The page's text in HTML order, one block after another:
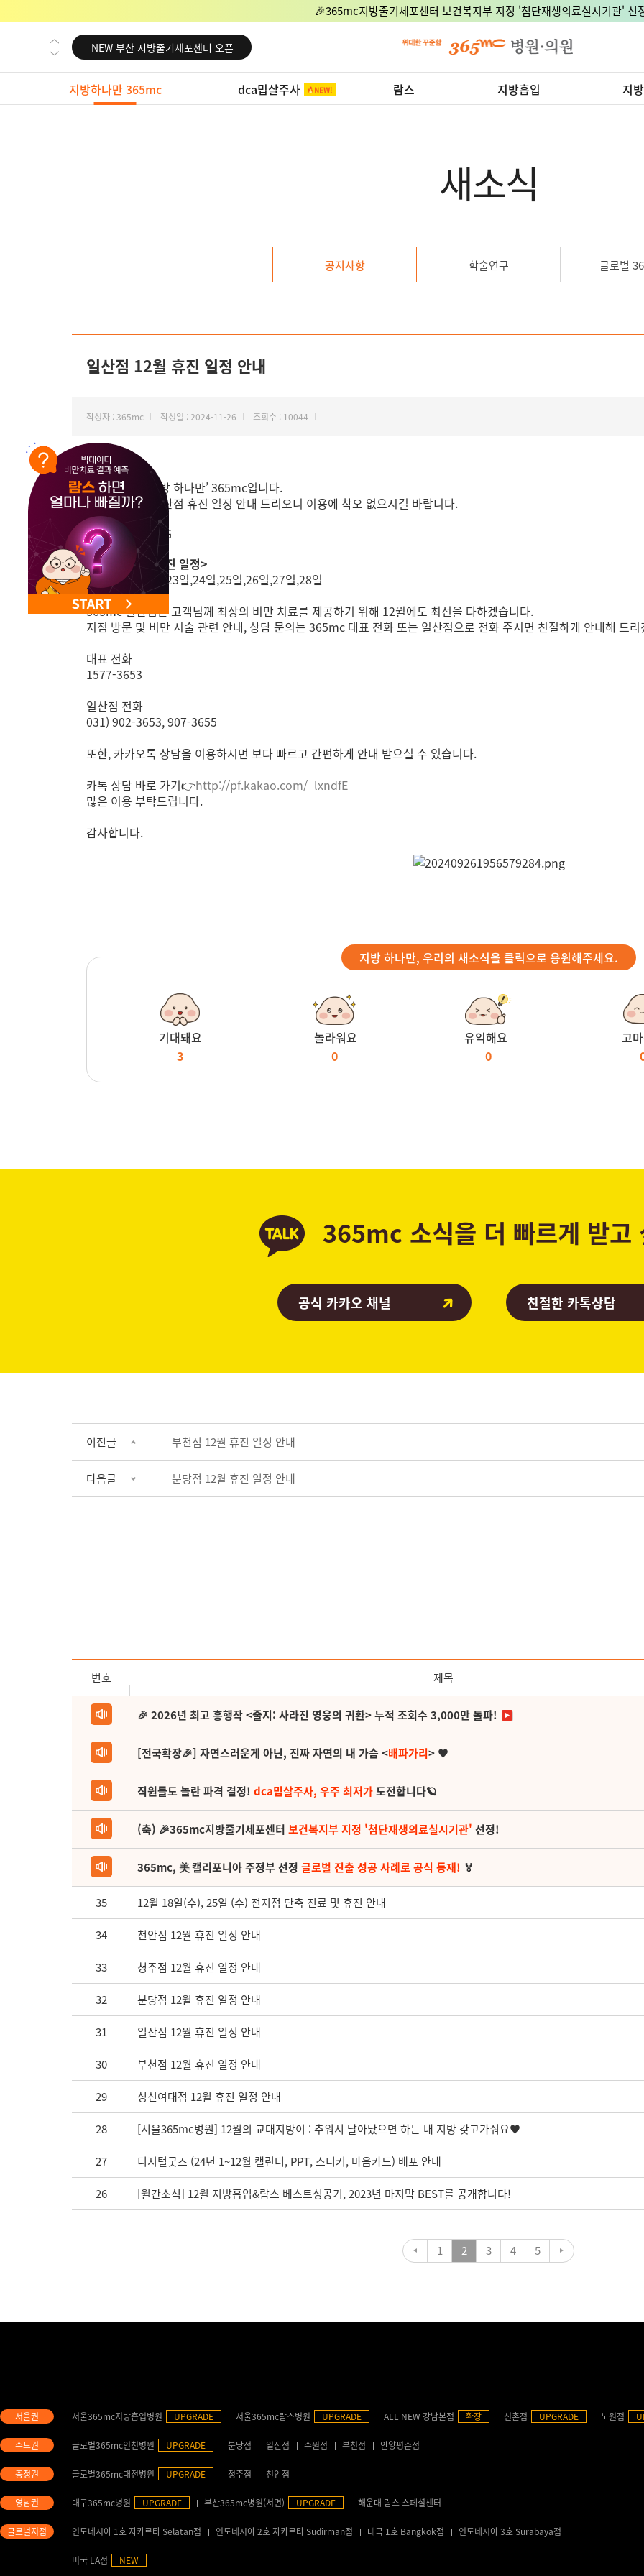
8월 15일 광복절, 정상진료 지점은 어디?
NEW 미국 LA점 오픈
NEW 부산 지방줄기세포센터 오픈
NEW 영등포 지방줄기세포센터 오픈
NEW 교대 지방줄기세포센터 오픈
지방하나만 365mc dca밉살주사 람스 지방흡입 지
새소식
공지사항 학술연구 글로벌
일산점 12월 휴진 일정 안내
작성자 : 365mc 작성일 : 2024-11-26 조회수 : 10044
안녕하세요, ‘지방 하나만’ 365mc입니다.
12월 365mc 일산점 휴진 일정 안내 드리오니 이용에 착오 없으시길 바랍니다.
<일산점 12월 휴진 일정>
18일,20일,21일,23일,24일,25일,26일,27일,28일
365mc 일산점은 고객님께 최상의 비만 치료를 제공하기 위해 12월에도 최선을 다하겠습니다.
지점 방문 및 비만 시술 관련 안내, 상담 문의는 365mc 대표 전화 또는 일산점으로 전화 주시면 친절하게 안내해 드
대표 전화
1577-3653
일산점 전화
031) 902-3653, 907-3655
또한, 카카오톡 상담을 이용하시면 보다 빠르고 간편하게 안내 받으실 수 있습니다.
카톡 상담 바로 가기👉http://pf.kakao.com/_lxndfE
많은 이용 부탁드립니다.
감사합니다.
지방 하나만, 우리의 새소식을 클릭으로 응원해주세요.
기대돼요
3
놀라워요
0
유익해요
0
고
365mc 소식을 더 빠르게 받고
공식 카카오 채널 친절한 카톡상담
이전글 부천점 12월 휴진 일정 안내
다음글 분당점 12월 휴진 일정 안내
번호 제목
🎉 2026년 최고 흥행작 <줄지: 사라진 영웅의 귀환> 누적 조회수 3,000만 돌파!
[전국확장🎉] 자연스러운게 아닌, 진짜 자연의 내 가슴 <배파가리> ♥
직원들도 놀란 파격 결정! dca밉살주사, 우주 최저가도전합니다🪐
(축) 🎉365mc지방줄기세포센터 보건복지부 지정 '첨단재생의료실시기관' 선정!
365mc, 美 캘리포니아 주정부 선정 글로벌 진출 성공 사례로 공식 등재! 🏅
35 12월 18일(수), 25일 (수) 전지점 단축 진료 및 휴진 안내
34 천안점 12월 휴진 일정 안내
33 청주점 12월 휴진 일정 안내
32 분당점 12월 휴진 일정 안내
31 일산점 12월 휴진 일정 안내
30 부천점 12월 휴진 일정 안내
29 성신여대점 12월 휴진 일정 안내
28 [서울365mc병원] 12월의 교대지방이 : 추워서 달아났으면 하는 내 지방 갖고가줘요♥
27 디지털굿즈 (24년 1~12월 캘린더, PPT, 스티커, 마음카드) 배포 안내
26 [월간소식] 12월 지방흡입&람스 베스트성공기, 2023년 마지막 BEST를 공개합니다!
1 2 3 4 5
서울365mc지방흡입병원 UPGRADE 서울365mc람스병원 UPGRADE ALL NEW 강남본점 확장 신촌점 UPGRADE 노원점
글로벌365mc인천병원 UPGRADE 분당점 일산점 수원점 부천점 안양평촌점
글로벌365mc대전병원 UPGRADE 청주점 천안점
대구365mc병원 UPGRADE 부산365mc병원(서면) UPGRADE 해운대 람스 스페셜센터
인도네시아 1호 자카르타 Selatan점 인도네시아 2호 자카르타 Sudirman점 태국 1호 Bangkok점 인도네시아 3호 Surabaya점
미국 LA점 NEW